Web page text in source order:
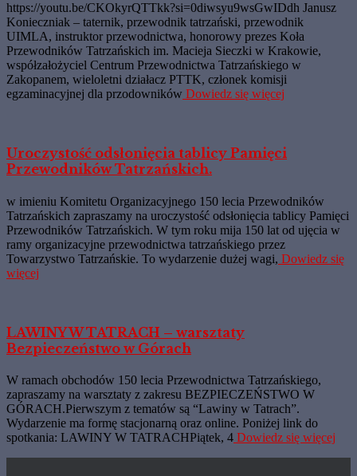
https://youtu.be/CKOkyrQTTkk?si=0diwsyu9wsGwIDdh Janusz
Konieczniak – taternik, przewodnik tatrzański, przewodnik
UIMLA, instruktor przewodnictwa, honorowy prezes Koła
Przewodników Tatrzańskich im. Macieja Sieczki w Krakowie,
współzałożyciel Centrum Przewodnictwa Tatrzańskiego w
Zakopanem, wieloletni działacz PTTK, członek komisji
egzaminacyjnej dla przodowników Dowiedz się więcej
Uroczystość odsłonięcia tablicy Pamięci
Przewodników Tatrzańskich.
w imieniu Komitetu Organizacyjnego 150 lecia Przewodników
Tatrzańskich zapraszamy na uroczystość odsłonięcia tablicy Pamięci
Przewodników Tatrzańskich. W tym roku mija 150 lat od ujęcia w
ramy organizacyjne przewodnictwa tatrzańskiego przez
Towarzystwo Tatrzańskie. To wydarzenie dużej wagi, Dowiedz się
więcej
LAWINY W TATRACH – warsztaty
Bezpieczeństwo w Górach
W ramach obchodów 150 lecia Przewodnictwa Tatrzańskiego,
zapraszamy na warsztaty z zakresu BEZPIECZEŃSTWO W
GÓRACH.Pierwszym z tematów są “Lawiny w Tatrach”.
Wydarzenie ma formę stacjonarną oraz online. Poniżej link do
spotkania: LAWINY W TATRACHPiątek, 4 Dowiedz się więcej